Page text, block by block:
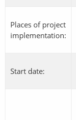
Places of project
implementation:
Start date: